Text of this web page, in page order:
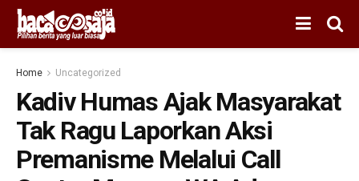
Home Uncategorized
Kadiv Humas Ajak Masyarakat
Tak Ragu Laporkan Aksi
Premanisme Melalui Call